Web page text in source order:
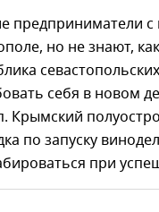
предприниматели с
но не знают,
себя в новом
Крымский
по запуску
при